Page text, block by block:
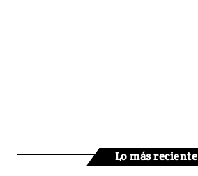
Lo más reciente